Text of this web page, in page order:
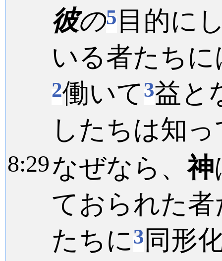
彼の5 目的に
いる者たちに
2働いて3益と
したちは知
8:29なぜなら、神
ておられた
たちに3 同形